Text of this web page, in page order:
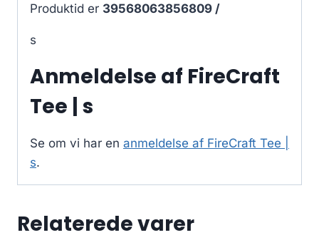
Produktid er 39568063856809 /
s
Anmeldelse af FireCraft
Tee | s
Se om vi har en anmeldelse af FireCraft Tee |
s.
Relaterede varer